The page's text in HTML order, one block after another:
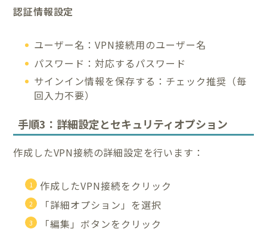
認証情報設定
ユーザー名：VPN接続用のユーザー名
パスワード：対応するパスワード
サインイン情報を保存する：チェック推奨（毎
回入力不要）
手順3：詳細設定とセキュリティオプション
作成したVPN接続の詳細設定を行います：
作成したVPN接続をクリック
「詳細オプション」を選択
「編集」ボタンをクリック